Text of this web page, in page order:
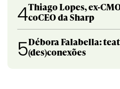
4Thiago Lopes, ex-
coCEO da Sharp
5Débora Falabella:
(des)conexões